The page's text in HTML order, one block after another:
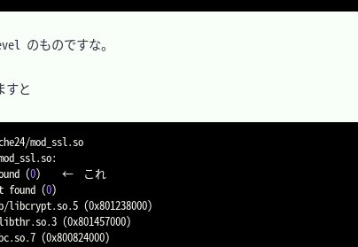
のものですな。
すと
mod_ssl.so
(0)
found (0)
(0x801238000)
(0x801457000)
(0x800824000)